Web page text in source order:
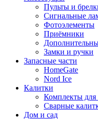
Пульты и
Сигнальные
Фотоэлементы
Приёмники
Замки и ручки
Запасные части
HomeGate
Nord Ice
Калитки
Комплекты для
Сварные
Дом и сад